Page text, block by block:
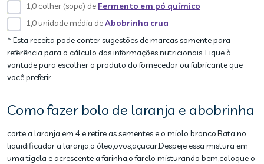
1,0 colher (sopa) de Fermento em pó químico
1,0 unidade média deAbobrinha crua
* Esta receita pode conter sugestões de marcas somente para
referência para o cálculo das informações nutricionais. Fique à
vontade para escolher o produto do fornecedor ou fabricante que
você preferir.
Como fazer bolo de laranja e abobrinha
corte a laranja em 4 e retire as sementes e o miolo branco.Bata no
liquidificador a laranja,o óleo,ovos,açucar.Despeje essa mistura em
uma tigela e acrescente a farinha,o farelo misturando bem,coloque o